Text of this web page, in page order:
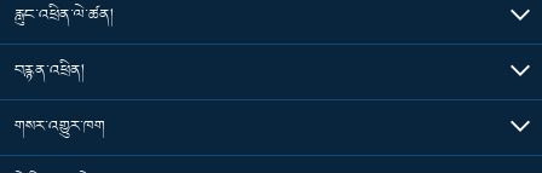
རླུང་འཕྲིན་ལེ་ཚན།
བརྙན་འཕྲིན།
གསར་འགྱུར་ཁག